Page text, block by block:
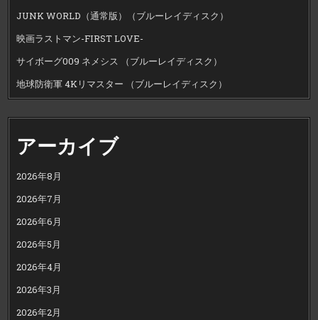
JUNK WORLD（通常版）（ブルーレイディスク）
映画ラストマン-FIRST LOVE-
サイボーグ009 ネメシス （ブルーレイディスク）
地球防衛軍 4Kリマスター （ブルーレイディスク）
アーカイブ
2026年8月
2026年7月
2026年6月
2026年5月
2026年4月
2026年3月
2026年2月